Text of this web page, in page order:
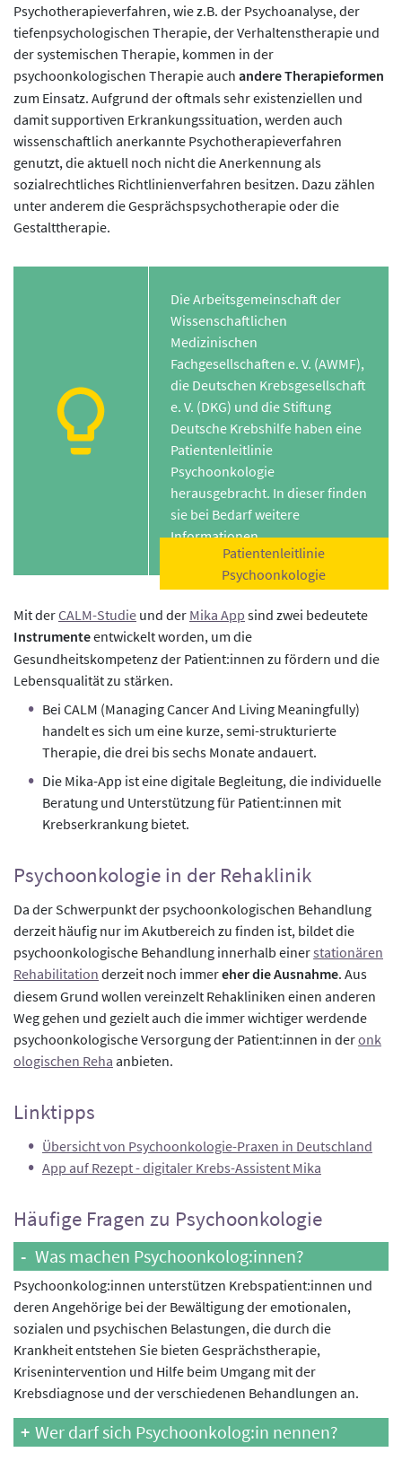
Psychotherapieverfahren, wie z.B. der Psychoanalyse, der
tiefenpsychologischen Therapie, der Verhaltenstherapie und
der systemischen Therapie, kommen in der
psychoonkologischen Therapie auch andere Therapieformen
zum Einsatz. Aufgrund der oftmals sehr existenziellen und
damit supportiven Erkrankungssituation, werden auch
wissenschaftlich anerkannte Psychotherapieverfahren
genutzt, die aktuell noch nicht die Anerkennung als
sozialrechtliches Richtlinienverfahren besitzen. Dazu zählen
unter anderem die Gesprächspsychotherapie oder die
Gestalttherapie.
Die Arbeitsgemeinschaft der
Wissenschaftlichen
Medizinischen
Fachgesellschaften e. V. (AWMF),
die Deutschen Krebsgesellschaft
e. V. (DKG) und die Stiftung
Deutsche Krebshilfe haben eine
Patientenleitlinie
Psychoonkologie
herausgebracht. In dieser finden
sie bei Bedarf weitere
Informationen.
Patientenleitlinie
Psychoonkologie
Mit derCALM-Studie und der Mika App sind zwei bedeutete
Instrumenteentwickelt worden, um die
Gesundheitskompetenz der Patient:innen zu fördern und die
Lebensqualität zu stärken.
Bei CALM (Managing Cancer And Living Meaningfully)
handelt es sich um eine kurze, semi-strukturierte
Therapie, die drei bis sechs Monate andauert.
Die Mika-App ist eine digitale Begleitung, die individuelle
Beratung und Unterstützung für Patient:innen mit
Krebserkrankung bietet.
Psychoonkologie in der Rehaklinik
Da der Schwerpunkt der psychoonkologischen Behandlung
derzeit häufig nur im Akutbereich zu finden ist, bildet die
psychoonkologische Behandlung innerhalb einerstationären
Rehabilitation derzeit noch immereher die Ausnahme. Aus
diesem Grund wollen vereinzelt Rehakliniken einen anderen
Weg gehen und gezielt auch die immer wichtiger werdende
psychoonkologische Versorgung der Patient:innen in deronk
ologischen Reha anbieten.
Linktipps
Übersicht von Psychoonkologie-Praxen in Deutschland
App auf Rezept - digitaler Krebs-Assistent Mika
Häufige Fragen zu Psychoonkologie
Was machen Psychoonkolog:innen?
Psychoonkolog:innen unterstützen Krebspatient:innen und
deren Angehörige bei der Bewältigung der emotionalen,
sozialen und psychischen Belastungen, die durch die
Krankheit entstehen Sie bieten Gesprächstherapie,
Krisenintervention und Hilfe beim Umgang mit der
Krebsdiagnose und der verschiedenen Behandlungen an.
Wer darf sich Psychoonkolog:in nennen?